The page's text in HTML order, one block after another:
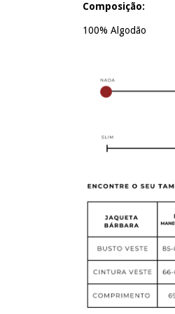
Composição:
100% Algodão